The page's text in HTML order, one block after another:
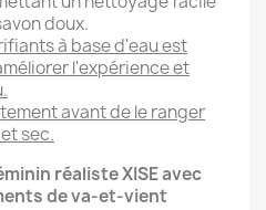
doux.
à base d'eau est
l'expérience et
avant de le ranger
sec.
réaliste XISE avec
de va-et-vient